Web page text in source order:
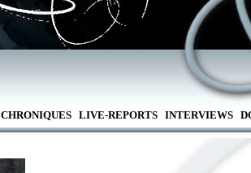
CHRONIQUES LIVE-REPORTS INTERVIEWS